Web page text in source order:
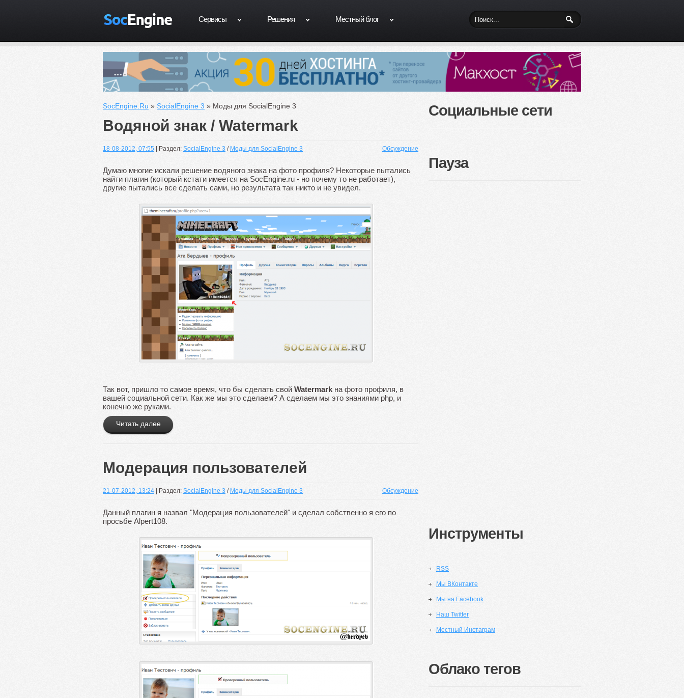
Сервисы Решения Местный блог
SocEngine.Ru » SocialEngine 3 » Моды для SocialEngine 3
Водяной знак / Watermark
18-08-2012, 07:55 | Раздел: SocialEngine 3 / Моды для SocialEngine 3 Обсуждение
Думаю многие искали решение водяного знака на фото профиля? Некоторые пытались
найти плагин (который кстати имеется на SocEngine.ru - но почему то не работает),
другие пытались все сделать сами, но результата так никто и не увидел.
Так вот, пришло то самое время, что бы сделать свой Watermark на фото профиля, в
вашей социальной сети. Как же мы это сделаем? А сделаем мы это знаниями php, и
конечно же руками.
Читать далее
Модерация пользователей
21-07-2012, 13:24 | Раздел: SocialEngine 3 / Моды для SocialEngine 3 Обсуждение
Данный плагин я назвал "Модерация пользователей" и сделал собственно я его по
просьбе Alpert108.
Социальные сети
Пауза
Инструменты
RSS
Мы ВКонтакте
Мы на Facebook
Наш Twitter
Местный Инстаграм
Облако тегов